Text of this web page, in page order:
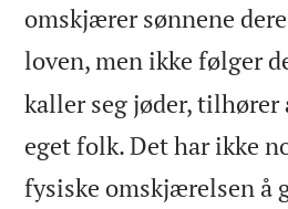
omskjærer sønnene
loven, men ikke følger
kaller seg jøder, tilhører
eget folk. Det har ikke
fysiske omskjærelsen å